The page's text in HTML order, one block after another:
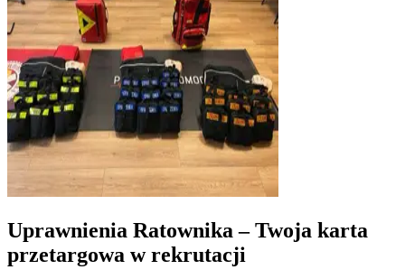
Uprawnienia Ratownika – Twoja karta
przetargowa w rekrutacji